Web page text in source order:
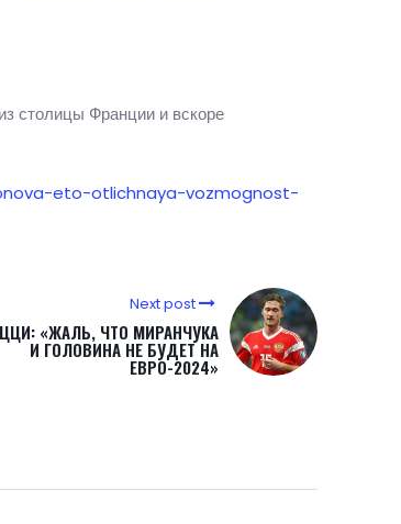
столицы Франции и вскоре
eto-otlichnaya-vozmognost-
Next post
«ЖАЛЬ, ЧТО МИРАНЧУКА
И ГОЛОВИНА НЕ БУДЕТ НА
ЕВРО-2024»